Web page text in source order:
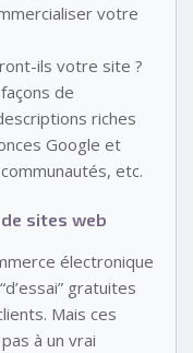
votre
ils votre site ?
de
riches
Google et
etc.
sites web
électronique
gratuites
Mais ces
à un vrai